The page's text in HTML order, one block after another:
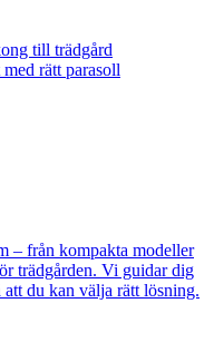
till trädgård
rätt parasoll
– från kompakta modeller
trädgården. Vi guidar dig
du kan välja rätt lösning.